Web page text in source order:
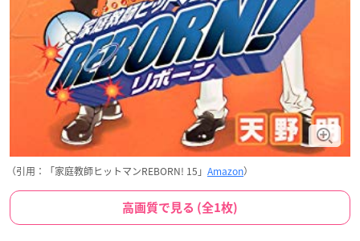
（引用：「家庭教師ヒットマンREBORN! 15」 Amazon）
高画質で見る (全1枚)